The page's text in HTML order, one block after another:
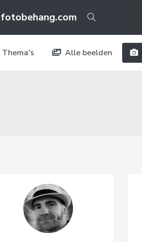
Thema's Alle beelden